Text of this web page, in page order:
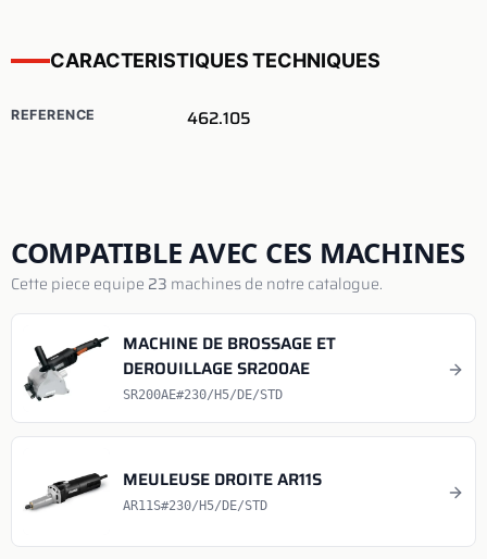
CARACTERISTIQUES TECHNIQUES
REFERENCE 462.105
COMPATIBLE AVEC CES MACHINES
Cette piece equipe 23 machines de notre catalogue.
MACHINE DE BROSSAGE ET
DEROUILLAGE SR200AE
SR200AE#230/H5/DE/STD
MEULEUSE DROITE AR11S
AR11S#230/H5/DE/STD